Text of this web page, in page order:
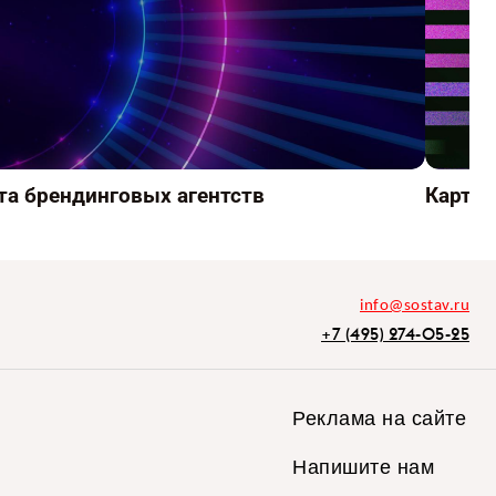
брендинговых агентств Карта
info@sostav.ru
+7 (495) 274-05-25
Реклама на сайте
Напишите нам